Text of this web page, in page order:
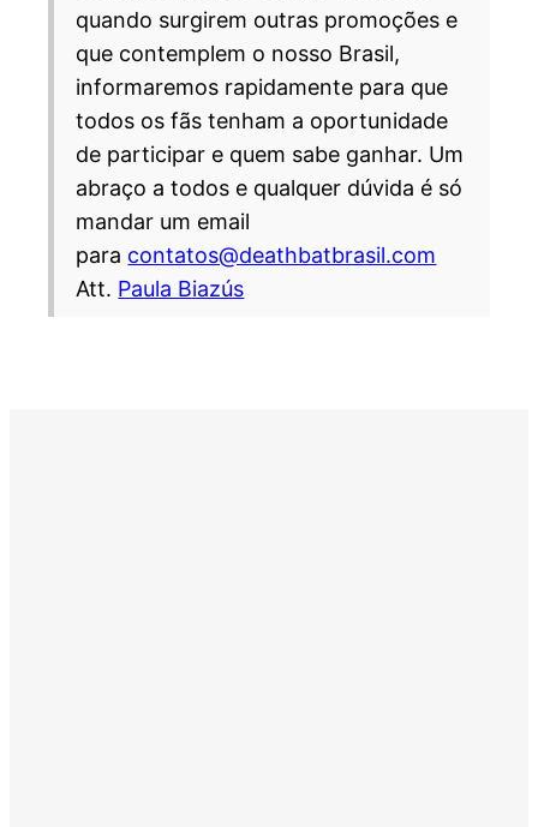
quando surgirem outras promoções e
que contemplem o nosso Brasil,
informaremos rapidamente para que
todos os fãs tenham a oportunidade
de participar e quem sabe ganhar. Um
abraço a todos e qualquer dúvida é só
mandar um email
para contatos@deathbatbrasil.com
Att. Paula Biazús